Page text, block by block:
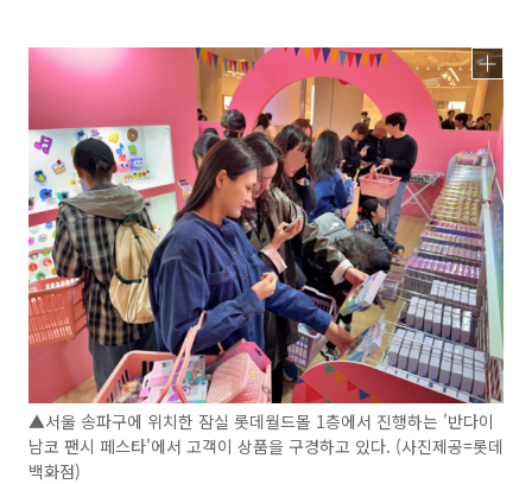
▲서울 송파구에 위치한 잠실 롯데월드몰 1층에서 진행하는 '반다이
남코 팬시 페스타'에서 고객이 상품을 구경하고 있다. (사진제공=롯데
백화점)